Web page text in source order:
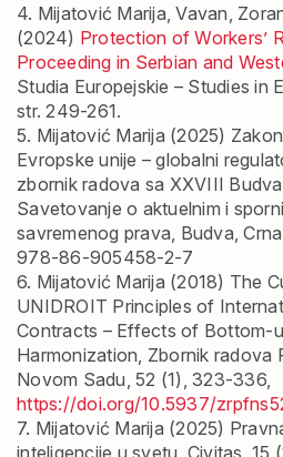
4. Mijatović Marija, Vavan,
(2024) Protection of Workers’
Proceeding in Serbian and
Studia Europejskie – Studies in
str. 249-261.
5. Mijatović Marija (2025)
Evropske unije – globalni
zbornik radova sa XXVIII
Savetovanje o aktuelnim i
savremenog prava, Budva,
978-86-905458-2-7
6. Mijatović Marija (2018) The
UNIDROIT Principles of
Contracts – Effects of Bottom-
Harmonization, Zbornik radova
Novom Sadu, 52 (1), 323-336,
https://doi.org/10.5937/
7. Mijatović Marija (2025)